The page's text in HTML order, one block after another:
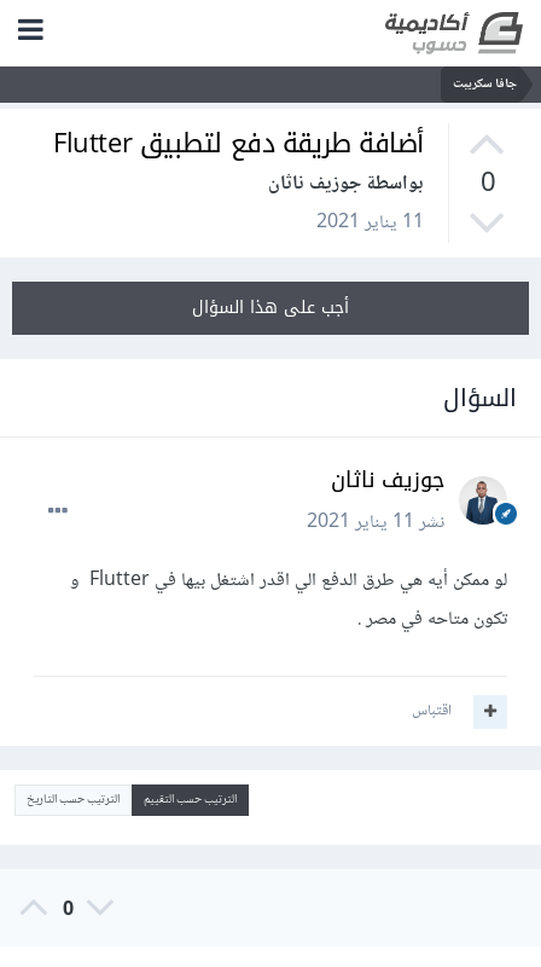
جافا سكريبت
0
أضافة طريقة دفع لتطبيق Flutter
بواسطة جوزيف ناثان
11 يناير 2021
أجب على هذا السؤال
السؤال
جوزيف ناثان
نشر11 يناير 2021
لو ممكن أيه هي طرق الدفع الي اقدر اشتغل بيها في Flutter و
تكون متاحه في مصر .
اقتباس
الترتيب حسب التقييم الترتيب حسب التاريخ
0